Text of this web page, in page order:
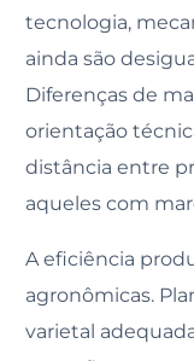
tecnologia,
ainda são
Diferenças de
orientação
distância entre
aqueles com
A eficiência
agronômicas.
varietal